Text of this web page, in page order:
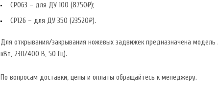
CP063 – для ДУ 100 (8750₽);
CP126 – для ДУ 350 (23520₽).
Для открывания/закрывания ножевых задвижек предназначена модель
кВт, 230/400 В, 50 Гц).
По вопросам доставки, цены и оплаты обращайтесь к менеджеру.